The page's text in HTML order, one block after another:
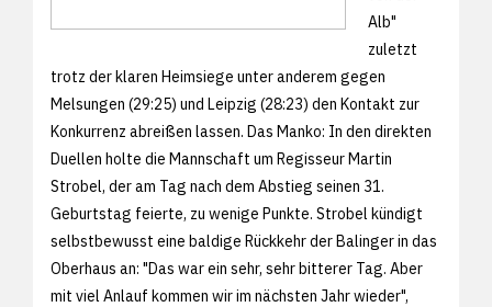
Alb"
zuletzt
trotz der klaren Heimsiege unter anderem gegen
Melsungen (29:25) und Leipzig (28:23) den Kontakt zur
Konkurrenz abreißen lassen. Das Manko: In den direkten
Duellen holte die Mannschaft um Regisseur Martin
Strobel, der am Tag nach dem Abstieg seinen 31.
Geburtstag feierte, zu wenige Punkte. Strobel kündigt
selbstbewusst eine baldige Rückkehr der Balinger in das
Oberhaus an: "Das war ein sehr, sehr bitterer Tag. Aber
mit viel Anlauf kommen wir im nächsten Jahr wieder",